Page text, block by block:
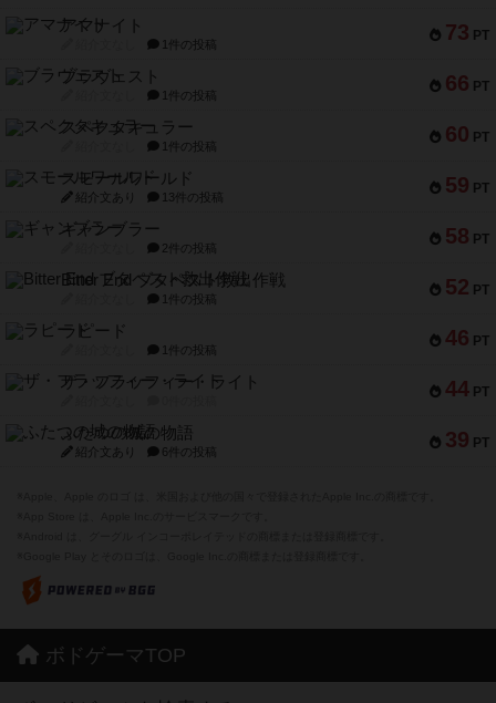
73 PT
アマナイト
1件の投稿
66 PT
ブラヴェスト
1件の投稿
60 PT
スペクタキュラー
1件の投稿
59 PT
スモールワールド
紹介文あり 13件の投稿
58 PT
ギャンブラー
2件の投稿
52 PT
Bitter End ブタペスト救出作戦
1件の投稿
46 PT
ラピード
1件の投稿
44 PT
ザ・フラッフィー・ライト
39 PT
ふたつの城の物語
紹介文あり 6件の投稿
ボドゲーマTOP